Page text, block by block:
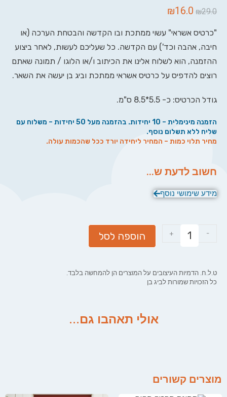
₪29.0
₪16.0
"כרטיס אשראי" עשוי ממתכת ובו הקדשה והבטחת הערכה (או
חיבה, אהבה וכד') עם הקדשה. כל שעליכם לעשות, לאחר ביצוע
ההזמנה, הוא לשלוח אלינו את הכיתוב ו/או הלוגו / תמונה שאתם
רוצים להדפיס על כרטיס אשראי ממתכת וביג בן יעשה את השאר.
גודל הכרטיס: כ- 5.5*8.5 ס"מ.
הזמנה מינימלית – 10 יחידות. בהזמנה מעל 50 יחידות – משלוח עם
שליח ללא תשלום נוסף.
מחיר תלוי כמות – המחיר ליחידה יורד ככל שהכמות עולה.
חשוב לדעת ש...
מידע שימושי נוסף
-
+ הוספה לסל
ט.ל.ח. הדמיות העיצובים על המוצרים הן להמחשה בלבד.
כל הזכויות שמורות לביג בן
אולי תאהבו גם...
מוצרים קשורים